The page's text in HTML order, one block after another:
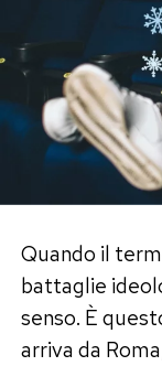
Quando il
battaglie
senso. È
arriva da